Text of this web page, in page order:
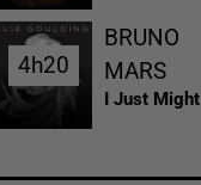
4h20
4h20
BRUNO
MARS
I Just Might